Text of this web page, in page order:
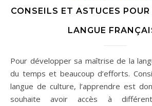
CONSEILS ET ASTUCES
LANGUE
Pour développer sa maîtrise de la langue française, il faut
du temps et beaucoup d’efforts.
langue de culture, l’apprendre est
souhaite avoir accès à